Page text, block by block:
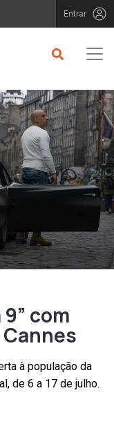
Entrar
com
à população da
de 6 a 17 de julho.